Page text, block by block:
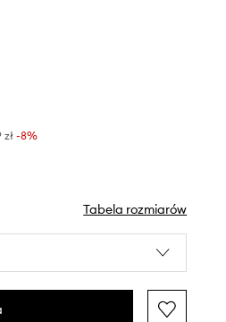
zł -8%
Tabela rozmiarów